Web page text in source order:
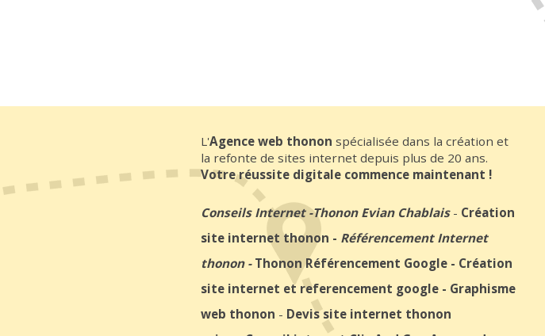
L'Agence web thonon spécialisée dans la création et
la refonte de sites internet depuis plus de 20 ans.
Votre réussite digitale commence maintenant !
Conseils Internet-Thonon Evian Chablais- Création
site internet thonon - Référencement Internet
thonon- Thonon Référencement Google - Création
site internet et referencement google - Graphisme
web thonon - Devis site internet thonon